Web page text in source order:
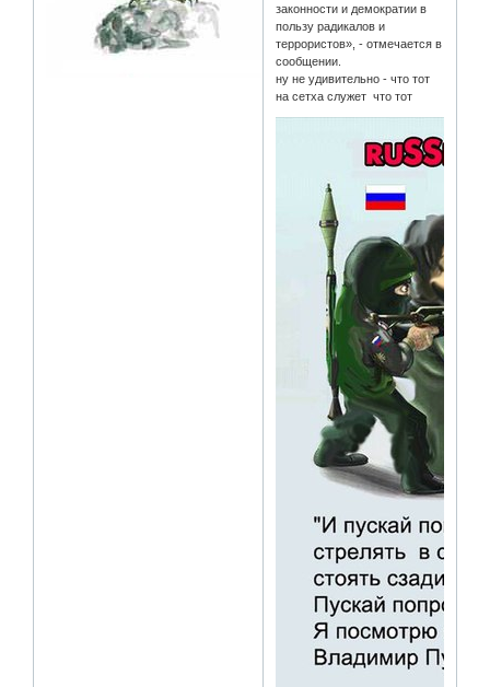
законности и демократии в
пользу радикалов и
террористов», - отмечается в
сообщении.
ну не удивительно - что тот
на сетха служет что тот